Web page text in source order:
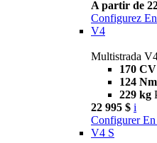
A partir de
Configurez
V4
Multistrada
170 CV
124 Nm
229 kg
22 995 $ i
Configurer
V4 S